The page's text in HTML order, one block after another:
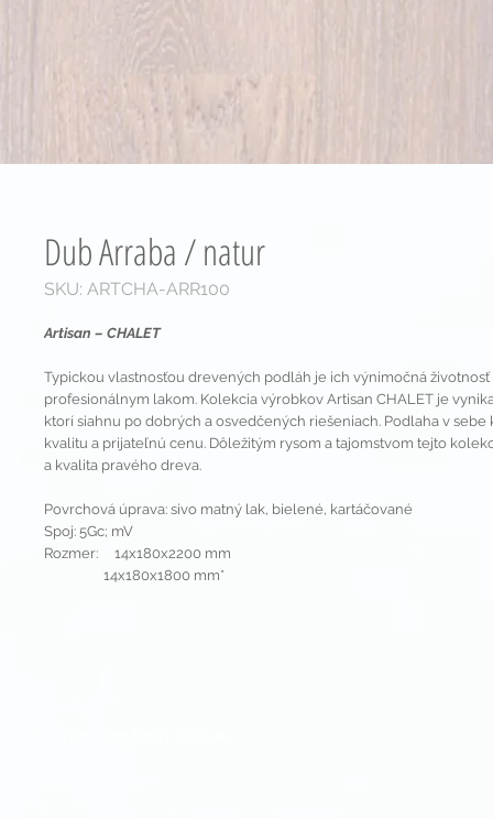
Dub Arraba / natur
SKU: ARTCHA-ARR100
Artisan – CHALET
Typickou vlastnosťou drevených podláh je ich výnimočná
profesionálnym lakom. Kolekcia výrobkov Artisan CHALET je
ktorí siahnu po dobrých a osvedčených riešeniach. Podlaha v
kvalitu a prijateľnú cenu. Dôležitým rysom a tajomstvom tejto
a kvalita pravého dreva.
Povrchová úprava: sivo matný lak, bielené, kartáčované
Spoj: 5Gc; mV
Rozmer: 14x180x2200 mm
14x180x1800 mm*